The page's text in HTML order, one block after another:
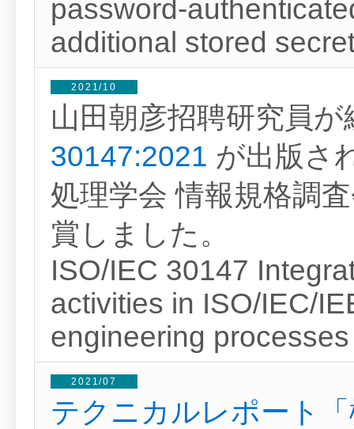
password-
additional stored
2021/10
山田朝彦招聘研究員
30147:2021 が出版さ
処理学会 情報規格調
賞しました。
ISO/IEC 30147
activities in ISO/IEC/
engineering processes
2021/07
テクニカルレポート